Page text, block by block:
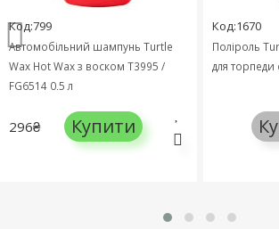
Код:799
Автомобільний шампунь Turtle
Wax Hot Wax з воском T3995 /
FG6514 0,5 л
296₴ Купити
Код:1670
Поліроль
для торпеди